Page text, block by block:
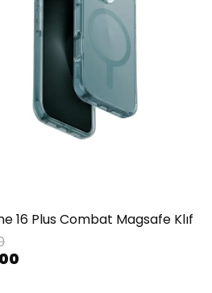
16 Plus Combat Magsafe Klıf